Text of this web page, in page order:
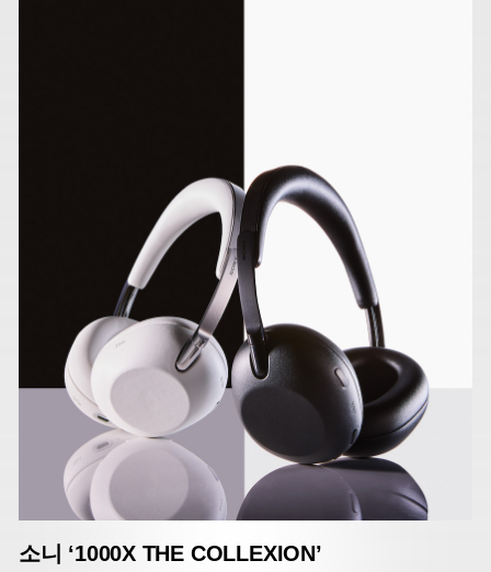
소니 ‘1000X THE COLLEXION’